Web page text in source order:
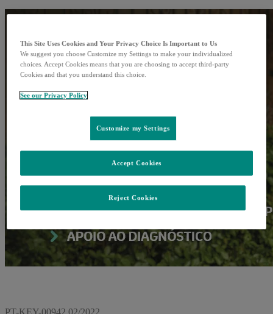
This Site Uses Cookies and Your Privacy Choice Is Important to Us
We suggest you choose Customize my Settings to make your individualized
choices. Accept Cookies means that you are choosing to accept third-party
Cookies and that you understand this choice.
See our Privacy Policy
Customize my Settings
Reject Cookies
Accept Cookies